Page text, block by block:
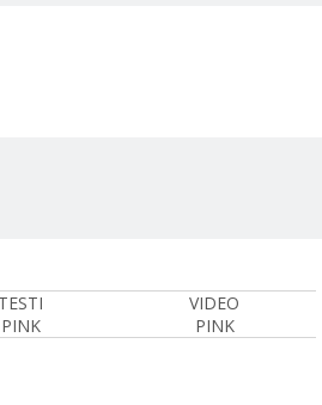
PINK
VIDEO
PINK